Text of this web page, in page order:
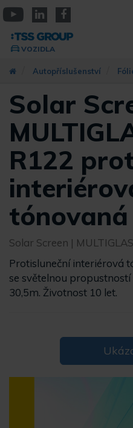
Přejít
k
hlavnímu
obsahuVOZIDLA
Autopříslušenství
Solar
R122
tónovaná
Solar Screen |
Protisluneční interiérová
se světelnou
30,5m. Životnost 10 let.